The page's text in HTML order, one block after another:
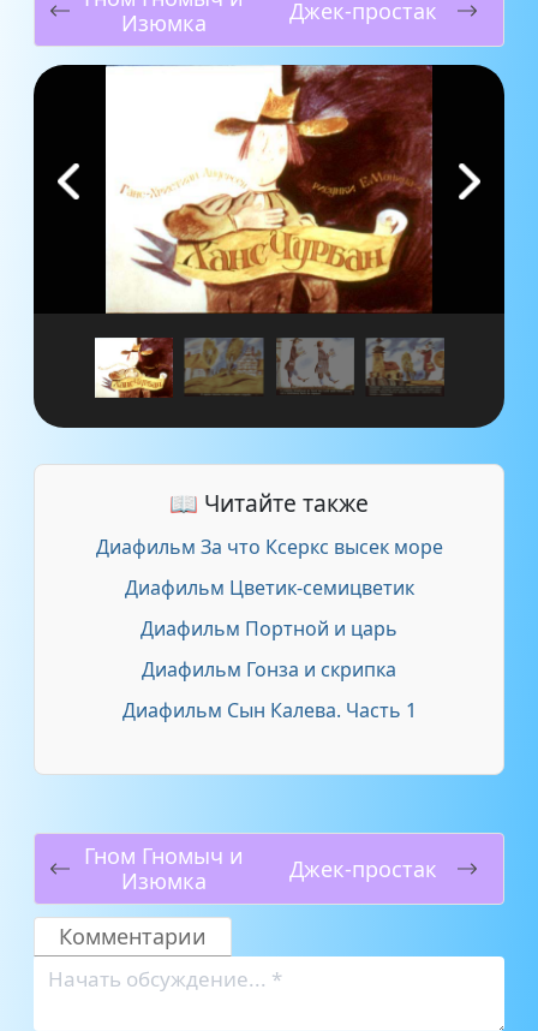
Изюмка
Джек-простак
📖 Читайте также
Диафильм За что Ксеркс высек море
Диафильм Цветик-семицветик
Диафильм Портной и царь
Диафильм Гонза и скрипка
Диафильм Сын Калева. Часть 1
Гном Гномыч и
Изюмка
Джек-простак
Комментарии